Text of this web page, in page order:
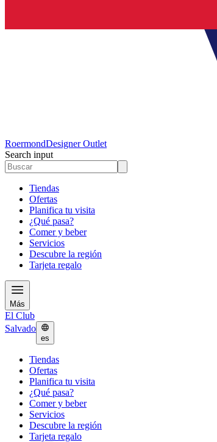
RoermondDesigner Outlet
Search input
Tiendas
Ofertas
Planifica tu visita
¿Qué pasa?
Comer y beber
Servicios
Descubre la región
Tarjeta regalo
Más
El Club
Salvado
es
Tiendas
Ofertas
Planifica tu visita
¿Qué pasa?
Comer y beber
Servicios
Descubre la región
Tarjeta regalo